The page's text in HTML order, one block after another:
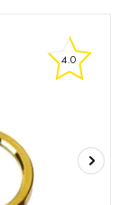
4.0